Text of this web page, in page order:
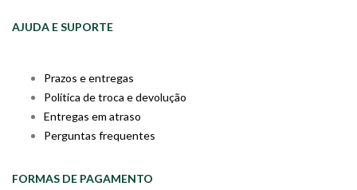
AJUDA E SUPORTE
Prazos e entregas
Política de troca e devolução
Entregas em atraso
Perguntas frequentes
FORMAS DE PAGAMENTO